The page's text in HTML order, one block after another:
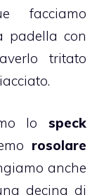
facciamo
padella con
tritato
lo speck
rosolare
anche
decina di